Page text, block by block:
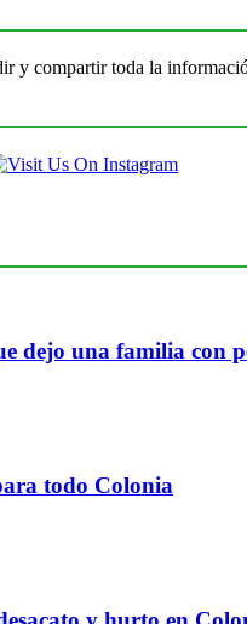
y compartir toda la
dejo una familia con
todo Colonia